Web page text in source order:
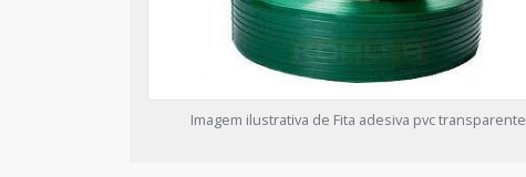
Imagem ilustrativa de Fita adesiva pvc transparente